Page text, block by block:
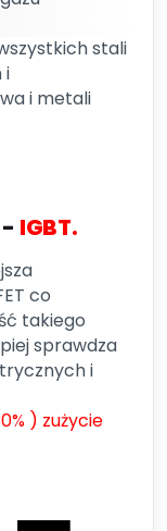
stali
i
i metali
IGBT.
co
takiego
sprawdza
i
) zużycie